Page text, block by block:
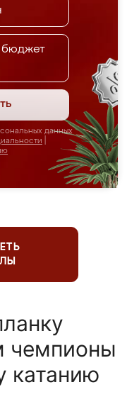
данных
чемпионы
катанию